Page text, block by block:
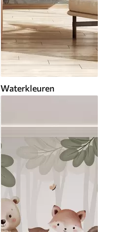
Waterkleuren